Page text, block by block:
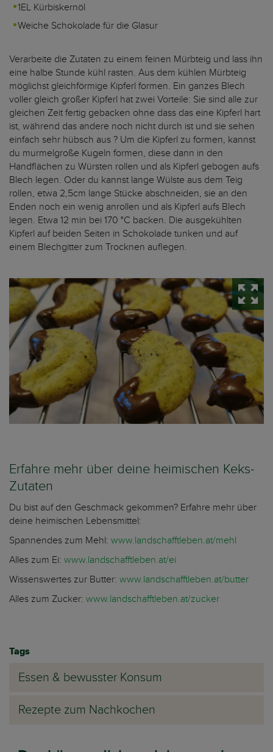
1EL Kürbiskernöl
Weiche Schokolade für die Glasur
Verarbeite die Zutaten zu einem feinen Mürbteig und lass ihn
eine halbe Stunde kühl rasten. Aus dem kühlen Mürbteig
möglichst gleichförmige Kipferl formen. Ein ganzes Blech
voller gleich großer Kipferl hat zwei Vorteile: Sie sind alle zur
gleichen Zeit fertig gebacken ohne dass das eine Kipferl hart
ist, während das andere noch nicht durch ist und sie sehen
einfach sehr hübsch aus ? Um die Kipferl zu formen, kannst
du murmelgroße Kugeln formen, diese dann in den
Handflächen zu Würsten rollen und als Kipferl gebogen aufs
Blech legen. Oder du kannst lange Wülste aus dem Teig
rollen, etwa 2,5cm lange Stücke abschneiden, sie an den
Enden noch ein wenig anrollen und als Kipferl aufs Blech
legen. Etwa 12 min bei 170 °C backen. Die ausgekühlten
Kipferl auf beiden Seiten in Schokolade tunken und auf
einem Blechgitter zum Trocknen auflegen.
Erfahre mehr über deine heimischen Keks-
Zutaten
Du bist auf den Geschmack gekommen? Erfahre mehr über
deine heimischen Lebensmittel:
Spannendes zum Mehl: www.landschafftleben.at/mehl
Alles zum Ei: www.landschafftleben.at/ei
Wissenswertes zur Butter: www.landschafftleben.at/butter
Alles zum Zucker: www.landschafftleben.at/zucker
Tags
Essen & bewusster Konsum
Rezepte zum Nachkochen